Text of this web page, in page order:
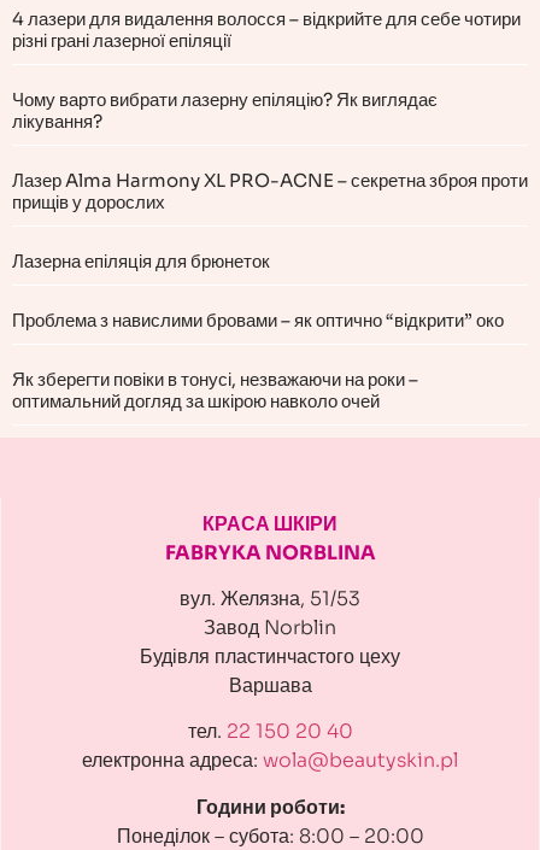
4 лазери для видалення волосся – відкрийте для себе чотири
різні грані лазерної епіляції
Чому варто вибрати лазерну епіляцію? Як виглядає
лікування?
Лазер Alma Harmony XL PRO-ACNE – секретна зброя проти
прищів у дорослих
Лазерна епіляція для брюнеток
Проблема з навислими бровами – як оптично “відкрити” око
Як зберегти повіки в тонусі, незважаючи на роки –
оптимальний догляд за шкірою навколо очей
КРАСА ШКІРИ
FABRYKA NORBLINA
вул. Желязна, 51/53
Завод Norblin
Будівля пластинчастого цеху
Варшава
тел. 22 150 20 40
електронна адреса: wola@beautyskin.pl
Години роботи:
Понеділок – субота: 8:00 – 20:00